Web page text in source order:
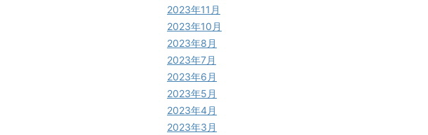
2023年11月
2023年10月
2023年8月
2023年7月
2023年6月
2023年5月
2023年4月
2023年3月